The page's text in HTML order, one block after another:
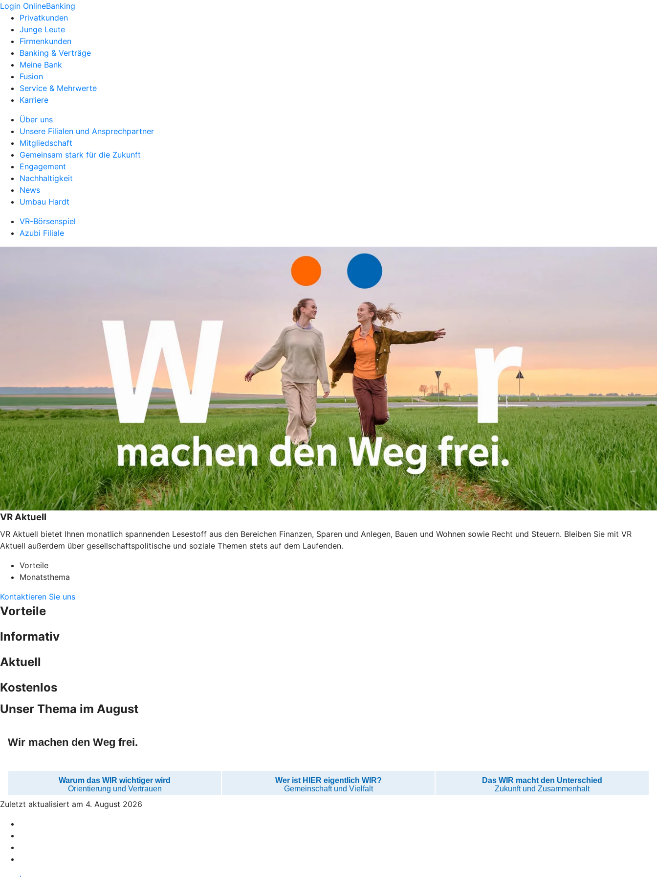
Login OnlineBanking
Privatkunden
Junge Leute
Firmenkunden
Banking & Verträge
Meine Bank
Fusion
Service & Mehrwerte
Karriere
Über uns
Unsere Filialen und Ansprechpartner
Mitgliedschaft
Gemeinsam stark für die Zukunft
Engagement
Nachhaltigkeit
News
Umbau Hardt
VR-Börsenspiel
Azubi Filiale
VR Aktuell
VR Aktuell bietet Ihnen monatlich spannenden Lesestoff aus den Bereichen Finanzen, Sparen und Anlegen, Bauen und Wohnen sowie Recht und Steuern. Bleiben Sie mit VR
Aktuell außerdem über gesellschaftspolitische und soziale Themen stets auf dem Laufenden.
Vorteile
Monatsthema
Kontaktieren Sie uns
Vorteile
Informativ
Aktuell
Kostenlos
Unser Thema im August
Zuletzt aktualisiert am 4. August 2026